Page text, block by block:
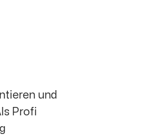
und
Profi